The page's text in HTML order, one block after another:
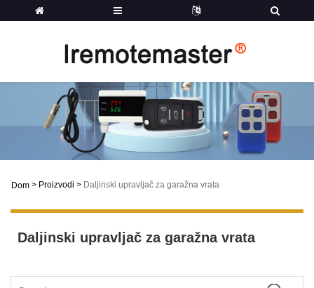
Dom > Proizvodi > Daljinski upravljač za garažna vrata
Daljinski upravljač za garažna vrata